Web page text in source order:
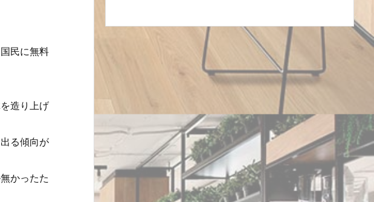
民に無料
造り上げ
る傾向が
かったた